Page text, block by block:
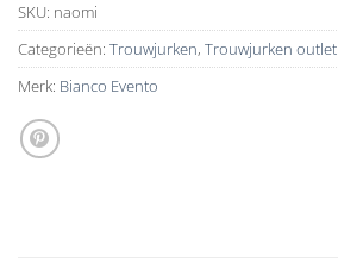
SKU: naomi
Categorieën: Trouwjurken, Trouwjurken outlet
Merk: Bianco Evento